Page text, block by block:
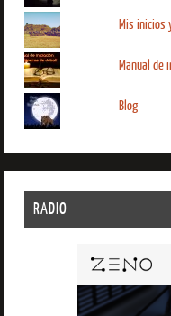
Mis inicios
Manual de
Blog
RADIO